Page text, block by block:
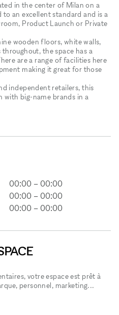
in the center of Milan on a
an excellent standard and is a
Product Launch or Private
wooden floors, white walls,
the space has a
are a range of facilities here
making it great for those
independent retailers, this
with big-name brands in a
00:00 – 00:00
00:00 – 00:00
00:00 – 00:00
votre espace est prêt à
personnel, marketing...